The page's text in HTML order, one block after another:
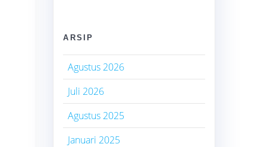
ARSIP
Agustus 2026
Juli 2026
Agustus 2025
Januari 2025